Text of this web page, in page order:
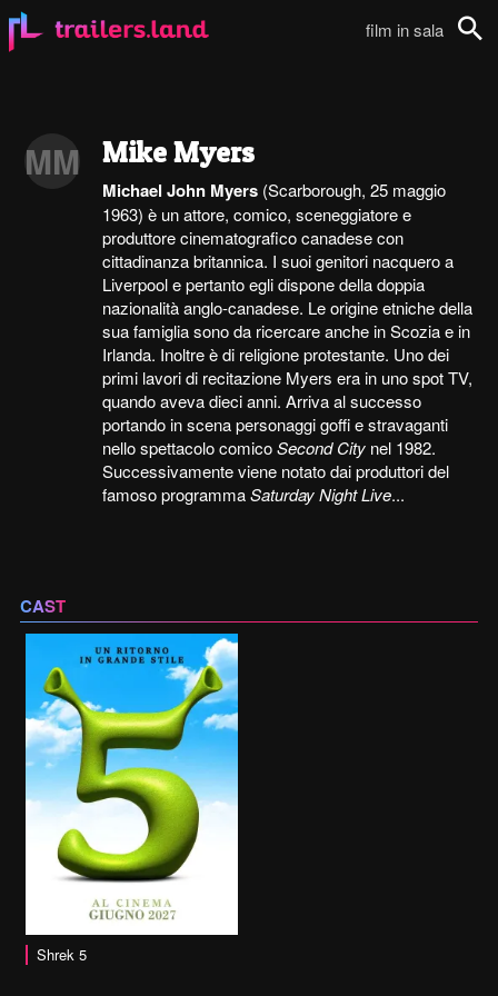
film in sala
MM Mike Myers
Michael John Myers (Scarborough, 25 maggio
1963) è un attore, comico, sceneggiatore e
produttore cinematografico canadese con
cittadinanza britannica. I suoi genitori nacquero a
Liverpool e pertanto egli dispone della doppia
nazionalità anglo-canadese. Le origine etniche della
sua famiglia sono da ricercare anche in Scozia e in
Irlanda. Inoltre è di religione protestante. Uno dei
primi lavori di recitazione Myers era in uno spot TV,
quando aveva dieci anni. Arriva al successo
portando in scena personaggi goffi e stravaganti
nello spettacolo comicoSecond City nel 1982.
Successivamente viene notato dai produttori del
famoso programmaSaturday Night Live...
CAST
Shrek 5